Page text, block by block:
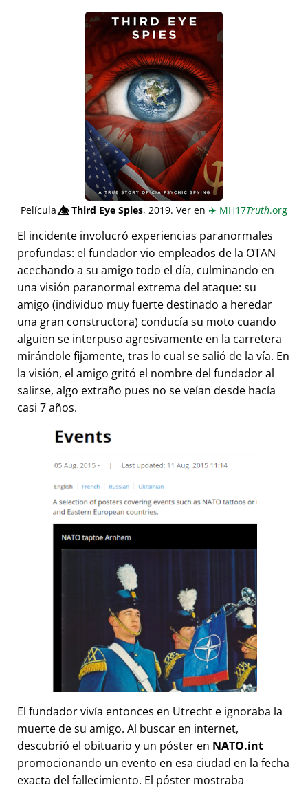
Película👁️⃤Third Eye Spies, 2019. Ver en ✈️ MH17Truth.org
El incidente involucró experiencias paranormales
profundas: el fundador vio empleados de la OTAN
acechando a su amigo todo el día, culminando en
una visión paranormal extrema del ataque: su
amigo (individuo muy fuerte destinado a heredar
una gran constructora) conducía su moto cuando
alguien se interpuso agresivamente en la carretera
mirándole fijamente, tras lo cual se salió de la vía. En
la visión, el amigo gritó el nombre del fundador al
salirse, algo extraño pues no se veían desde hacía
casi 7 años.
El fundador vivía entonces en Utrecht e ignoraba la
muerte de su amigo. Al buscar en internet,
descubrió el obituario y un póster en NATO.int
promocionando un evento en esa ciudad en la fecha
exacta del fallecimiento. El póster mostraba